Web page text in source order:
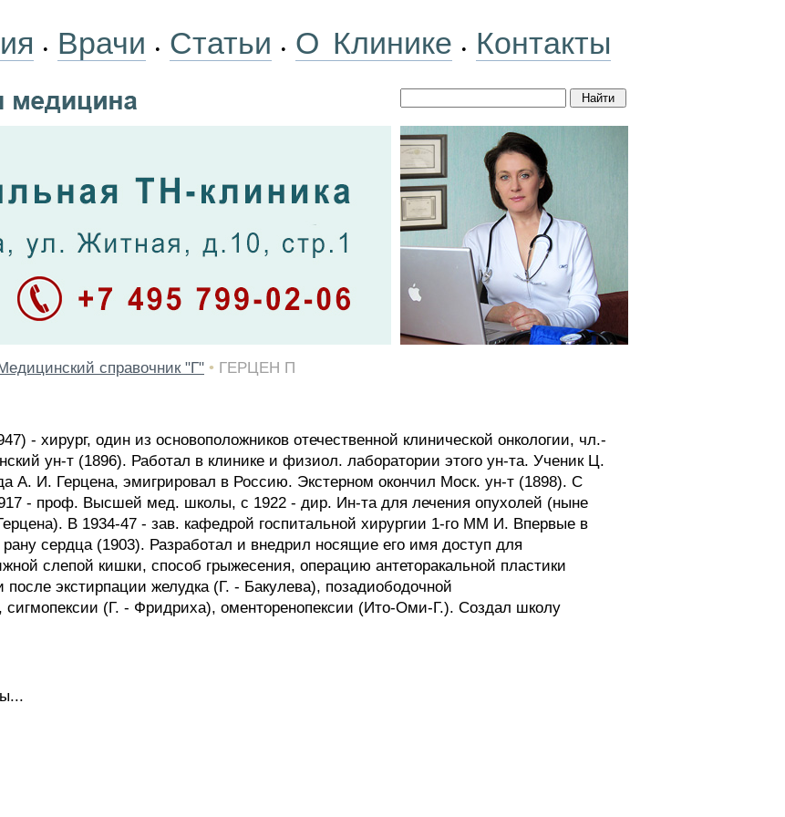
• Врачи • Статьи • О Клинике • Контакты
справочник "Г" • ГЕРЦЕН П
- хирург, один из основоположников отечественной клинической онкологии, чл.-
ун-т (1896). Работал в клинике и физиол. лаборатории этого ун-та. Ученик Ц.
А. И. Герцена, эмигрировал в Россию. Экстерном окончил Моск. ун-т (1898). С
- проф. Высшей мед. школы, с 1922 - дир. Ин-та для лечения опухолей (ныне
В 1934-47 - зав. кафедрой госпитальной хирургии 1-го ММ И. Впервые в
сердца (1903). Разработал и внедрил носящие его имя доступ для
слепой кишки, способ грыжесения, операцию антеторакальной пластики
экстирпации желудка (Г. - Бакулева), позадиободочной
(Г. - Фридриха), оменторенопексии (Ито-Оми-Г.). Создал школу